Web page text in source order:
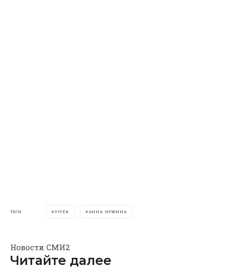
ТЕГИ VITEK АННА НУЖИНА
Новости СМИ2
Читайте далее